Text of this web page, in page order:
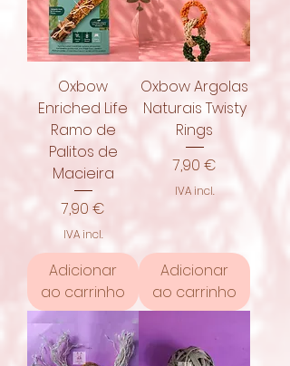
Oxbow
Enriched Life
Ramo de
Palitos de
Macieira
Preço
7,90 €
IVA incl.
Adicionar
ao carrinho
Oxbow Argolas
Naturais Twisty
Rings
Preço
7,90 €
IVA incl.
Adicionar
ao carrinho